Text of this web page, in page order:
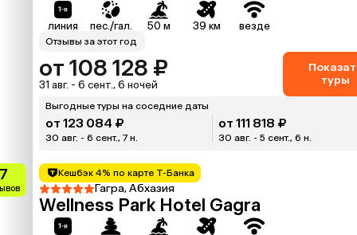
линия пес./гал. 50 м 39 км везде
Отзывы за этот год
от 108 128 ₽
31 авг. - 6 сент., 6 ночей
туры
Выгодные туры на соседние даты
от 123 084 ₽
30 авг. - 6 сент., 7 н.
от 111 818 ₽
30 авг. - 5 сент., 6 н.
Кешбэк 4% по карте Т-Банка
Гагра, Абхазия
Wellness Park Hotel Gagra